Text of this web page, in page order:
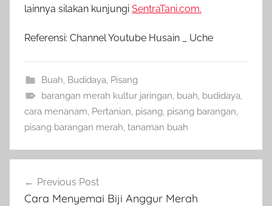
lainnya silakan kunjungi SentraTani.com.
Referensi: Channel Youtube Husain _ Uche
Buah, Budidaya, Pisang
barangan merah kultur jaringan, buah, budidaya,
cara menanam, Pertanian, pisang, pisang barangan,
pisang barangan merah, tanaman buah
pos
Previous Post
Cara Menyemai Biji Anggur Merah